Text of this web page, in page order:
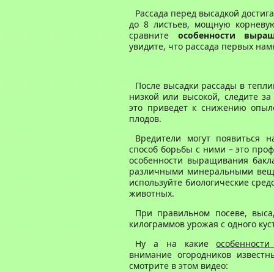
Рассада перед высадкой
до 8 листьев, мощную
сравните особенности
увидите, что рассада первых
После высадки рассады в
низкой или высокой, следите
это приведет к снижению
плодов.
Вредители могут появиться
способ борьбы с ними – это
особенности выращивания
различными минеральными
используйте биологические
животных.
При правильном посеве,
килограммов урожая с одного
Ну а на какие
внимание огородников
смотрите в этом видео: